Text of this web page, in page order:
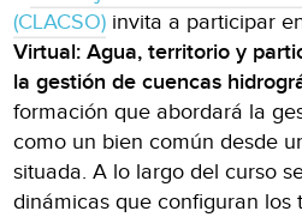
(CLACSO) invita a participar
Virtual: Agua, territorio y
la gestión de cuencas
formación que abordará la
como un bien común desde
situada. A lo largo del curso
dinámicas que configuran los